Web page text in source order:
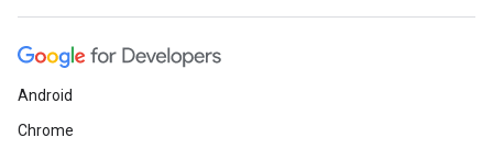
Android
Chrome